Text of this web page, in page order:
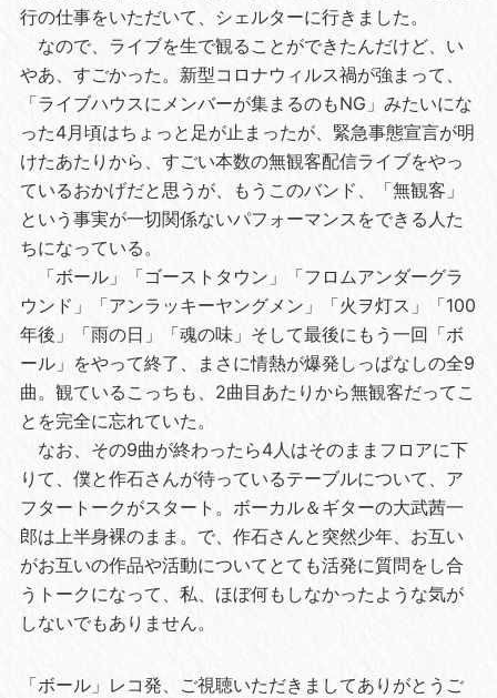
行の仕事をいただいて、シェルターに行きました。
なので、ライブを生で観ることができたんだけど、い
やあ、すごかった。新型コロナウィルス禍が強まって、
「ライブハウスにメンバーが集まるのもNG」みたいにな
った4月頃はちょっと足が止まったが、緊急事態宣言が明
けたあたりから、すごい本数の無観客配信ライブをやっ
ているおかげだと思うが、もうこのバンド、「無観客」
という事実が一切関係ないパフォーマンスをできる人た
ちになっている。
「ボール」「ゴーストタウン」「フロムアンダーグラ
ウンド」「アンラッキーヤングメン」「火ヲ灯ス」「100
年後」「雨の日」「魂の味」そして最後にもう一回「ボ
ール」をやって終了、まさに情熱が爆発しっぱなしの全9
曲。観ているこっちも、2曲目あたりから無観客だってこ
とを完全に忘れていた。
なお、その9曲が終わったら4人はそのままフロアに下
りて、僕と作石さんが待っているテーブルについて、ア
フタートークがスタート。ボーカル＆ギターの大武茜一
郎は上半身裸のまま。で、作石さんと突然少年、お互い
がお互いの作品や活動についてとても活発に質問をし合
うトークになって、私、ほぼ何もしなかったような気が
しないでもありません。
「ボール」レコ発、ご視聴いただきましてありがとうご